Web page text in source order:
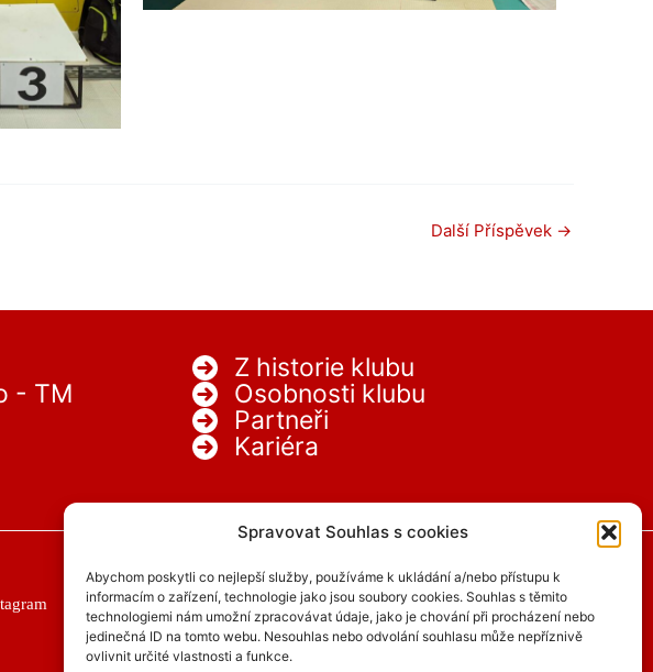
Spravovat Souhlas s cookies
Abychom poskytli co nejlepší služby, používáme k ukládání a/nebo přístupu k
informacím o zařízení, technologie jako jsou soubory cookies. Souhlas s těmito
technologiemi nám umožní zpracovávat údaje, jako je chování při procházení nebo
jedinečná ID na tomto webu. Nesouhlas nebo odvolání souhlasu může nepříznivě
ovlivnit určité vlastnosti a funkce.
Další Příspěvek →
- TM
Z historie klubu
Osobnosti klubu
Partneři
Kariéra